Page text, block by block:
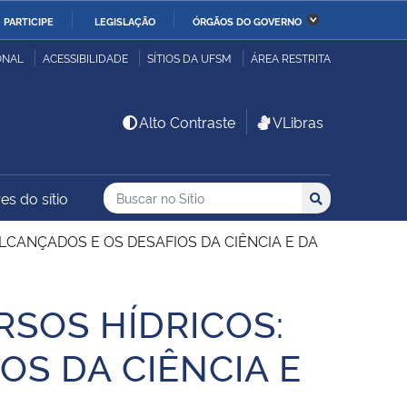
PARTICIPE LEGISLAÇÃO ÓRGÃOS DO GOVERNO
da Economia Ministério da Infraestrutura
Ministério da Ciência,
Tecnologia, Inovações e
da Mulher, da
e dos Direitos
ACESSIBILIDADE SÍTIOS DA UFSM ÁREA RESTRITA
Alto Contraste VLibras
do sítio Busca
Buscar no no Sítio
Busca: Buscar
E OS DESAFIOS DA CIÊNCIA E DA
HÍDRICOS:
DA CIÊNCIA E